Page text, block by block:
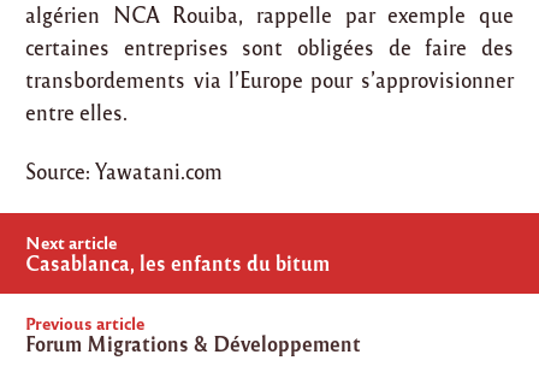
algérien NCA Rouiba, rappelle par exemple que
certaines entreprises sont obligées de faire des
transbordements via l’Europe pour s’approvisionner
entre elles.
Source: Yawatani.com
Post
navigation
Previous article
Forum Migrations & Développement
Next article
Casablanca, les enfants du bitum